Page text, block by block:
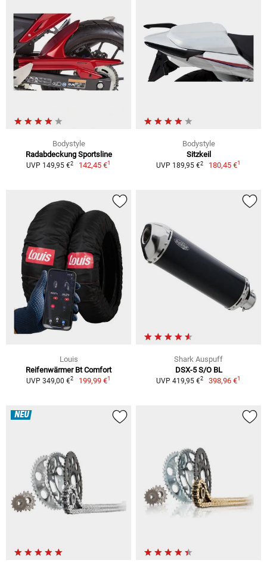
Bodystyle
Radabdeckung Sportsline
UVP 149,95 €2 142,45 €1
Bodystyle
Sitzkeil
UVP 189,95 €2 180,45 €1
Louis
Reifenwärmer Bt Comfort
UVP 349,00 €2 199,99 €1
Shark Auspuff
DSX-5 S/O BL
UVP 419,95 €2 398,96 €1
NEU